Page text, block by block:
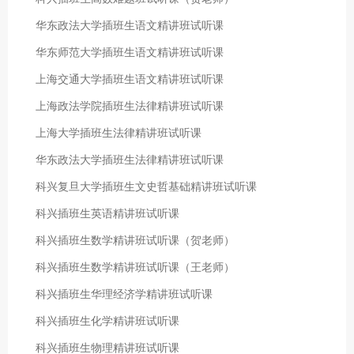
华东政法大学插班生语文精讲班试听课
华东师范大学插班生语文精讲班试听课
上海交通大学插班生语文精讲班试听课
上海政法学院插班生法律精讲班试听课
上海大学插班生法律精讲班试听课
华东政法大学插班生法律精讲班试听课
科兴复旦大学插班生文史哲基础精讲班试听课
科兴插班生英语精讲班试听课
科兴插班生数学精讲班试听课（贺老师）
科兴插班生数学精讲班试听课（王老师）
科兴插班生华理经济学精讲班试听课
科兴插班生化学精讲班试听课
科兴插班生物理精讲班试听课